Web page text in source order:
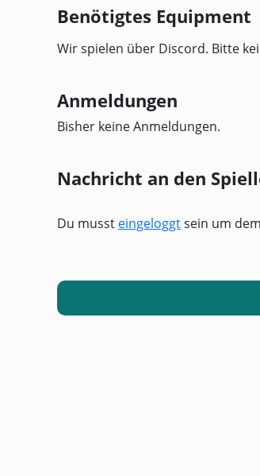
Benötigtes Equipment
Wir spielen über Discord. Bitte
Anmeldungen
Bisher keine Anmeldungen.
Nachricht an den
Du musst eingeloggtsein um